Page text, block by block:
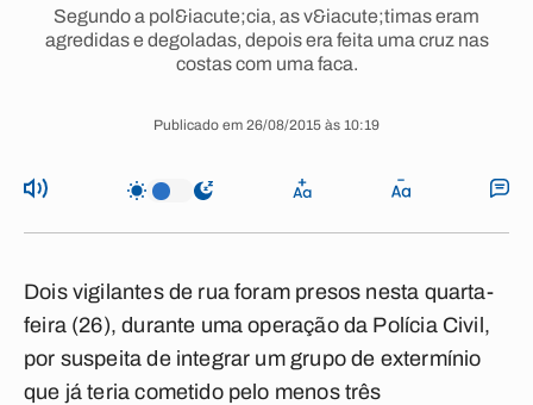
Segundo a pol&iacute;cia, as v&iacute;timas eram
agredidas e degoladas, depois era feita uma cruz nas
costas com uma faca.
Publicado em 26/08/2015 às 10:19
Dois vigilantes de rua foram presos nesta quarta-
feira (26), durante uma operação da Polícia Civil,
por suspeita de integrar um grupo de extermínio
que já teria cometido pelo menos três